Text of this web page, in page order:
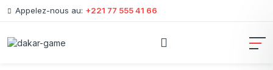
Appelez-nous au: +221 77 555 41 66